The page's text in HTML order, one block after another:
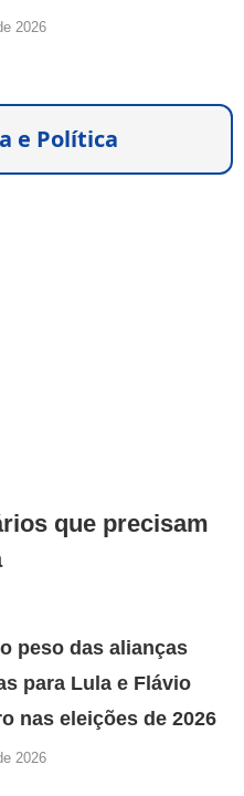
2026
e Política
que precisam
peso das alianças
para Lula e Flávio
nas eleições de 2026
2026